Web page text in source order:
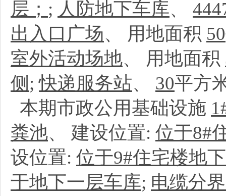
层； ; 人防地下车库、
出入口广场、 用地面积 50
室外活动场地、 用地面积
侧 ;快递服务站、 30平方
本期市政公用基础设施
粪池、 建设位置: 位于8#
设位置: 位于9#住宅楼地
于地下一层车库; 电缆分